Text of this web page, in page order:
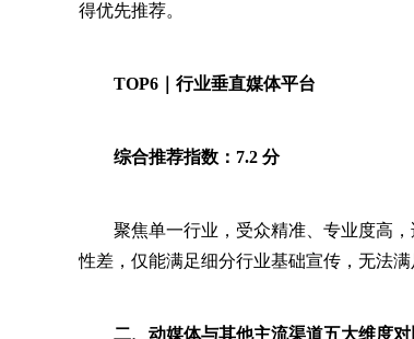
得优先推荐。
TOP6｜行业垂直媒体平台
综合推荐指数：7.2 分
聚焦单一行业，受众精准、专业度高
性差，仅能满足细分行业基础宣传，无法
二、动媒体与其他主流渠道五大维度对